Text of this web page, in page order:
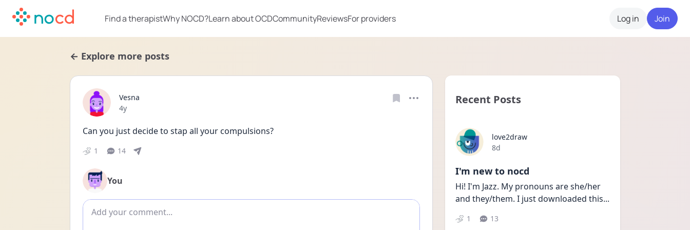
Find a therapistWhy NOCD?Learn about OCDCommunityReviewsFor providers Log in Join
← Explore more posts
Vesna
Date posted
4y
Can you just decide to stap all your compulsions?
1 14
You
Add comment
Recent Posts
love2draw
Date posted
8d
I'm new to nocd
Hi! I'm Jazz. My pronouns are she/her
and they/them. I just downloaded this...
1 13